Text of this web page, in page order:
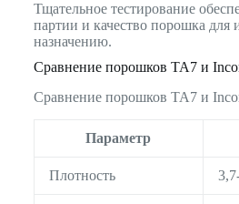
Тщательное тестирование
партии и качество порошка для
назначению.
Сравнение порошков TA7 и
Сравнение порошков TA7 и
Параметр
Плотность